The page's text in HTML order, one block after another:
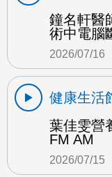
鐘名軒醫
術中電腦
2026/07/16
健康生活
葉佳雯營
FM AM
2026/07/15